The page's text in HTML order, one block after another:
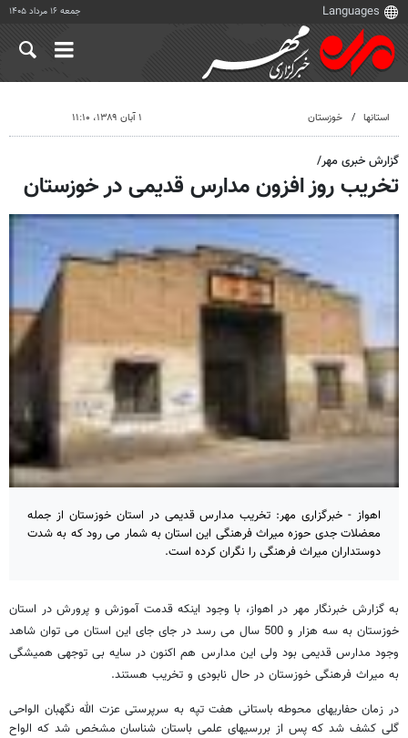
جمعه ۱۶ مرداد ۱۴۰۵
استانها خوزستان ۱ آبان ۱۳۸۹، ۱۱:۱۰
گزارش خبری مهر/
تخریب روز افزون مدارس قدیمی در خوزستان
اهواز - خبرگزاری مهر: تخریب مدارس قدیمی در استان خوزستان از جمله
معضلات جدی حوزه میراث فرهنگی این استان به شمار می رود که به شدت
دوستداران میراث فرهنگی را نگران کرده است.
به گزارش خبرنگار مهر در اهواز، با وجود اینکه قدمت آموزش و پرورش در استان
خوزستان به سه هزار و 500 سال می رسد در جای جای این استان می توان شاهد
وجود مدارس قدیمی بود ولی این مدارس هم اکنون در سایه بی توجهی همیشگی
به میراث فرهنگی خوزستان در حال نابودی و تخریب هستند.
در زمان حفاریهای محوطه باستانی هفت تپه به سرپرستی عزت الله نگهبان الواحی
گلی کشف شد که پس از بررسیهای علمی باستان شناسان مشخص شد که الواح